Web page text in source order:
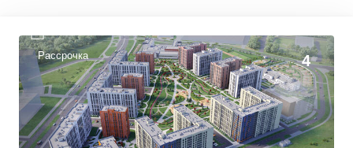
Рассрочка 4